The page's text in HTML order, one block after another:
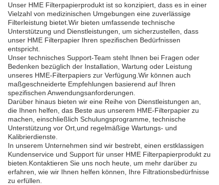
Unser HME Filterpapierprodukt ist so konzipiert, dass es in einer
Vielzahl von medizinischen Umgebungen eine zuverlässige
Filterleistung bietet.Wir bieten umfassende technische
Unterstützung und Dienstleistungen, um sicherzustellen, dass
unser HME Filterpapier Ihren spezifischen Bedürfnissen
entspricht.
Unser technisches Support-Team steht Ihnen bei Fragen oder
Bedenken bezüglich der Installation, Wartung oder Leistung
unseres HME-Filterpapiers zur Verfügung.Wir können auch
maßgeschneiderte Empfehlungen basierend auf Ihren
spezifischen Anwendungsanforderungen.
Darüber hinaus bieten wir eine Reihe von Dienstleistungen an,
die Ihnen helfen, das Beste aus unserem HME-Filterpapier zu
machen, einschließlich Schulungsprogramme, technische
Unterstützung vor Ort,und regelmäßige Wartungs- und
Kalibrierdienste.
In unserem Unternehmen sind wir bestrebt, einen erstklassigen
Kundenservice und Support für unser HME Filterpapierprodukt zu
bieten.Kontaktieren Sie uns noch heute, um mehr darüber zu
erfahren, wie wir Ihnen helfen können, Ihre Filtrationsbedürfnisse
zu erfüllen.